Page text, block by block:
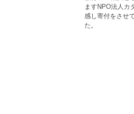
ますNPO法人カ
感し寄付をさせ
た。